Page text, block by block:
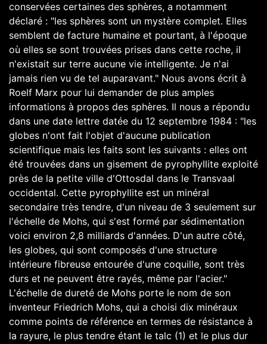
conservées certaines des sphères, a notamment
déclaré : "les sphères sont un mystère complet. Elles
semblent de facture humaine et pourtant, à l'époque
où elles se sont trouvées prises dans cette roche, il
n'existait sur terre aucune vie intelligente. Je n'ai
jamais rien vu de tel auparavant." Nous avons écrit à
Roelf Marx pour lui demander de plus amples
informations à propos des sphères. Il nous a répondu
dans une date lettre datée du 12 septembre 1984 : "les
globes n'ont fait l'objet d'aucune publication
scientifique mais les faits sont les suivants : elles ont
été trouvées dans un gisement de pyrophyllite exploité
près de la petite ville d'Ottosdal dans le Transvaal
occidental. Cette pyrophyllite est un minéral
secondaire très tendre, d'un niveau de 3 seulement sur
l'échelle de Mohs, qui s'est formé par sédimentation
voici environ 2,8 milliards d'années. D'un autre côté,
les globes, qui sont composés d'une structure
intérieure fibreuse entourée d'une coquille, sont très
durs et ne peuvent être rayés, même par l'acier."
L'échelle de dureté de Mohs porte le nom de son
inventeur Friedrich Mohs, qui a choisi dix minéraux
comme points de référence en termes de résistance à
la rayure, le plus tendre étant le talc (1) et le plus dur